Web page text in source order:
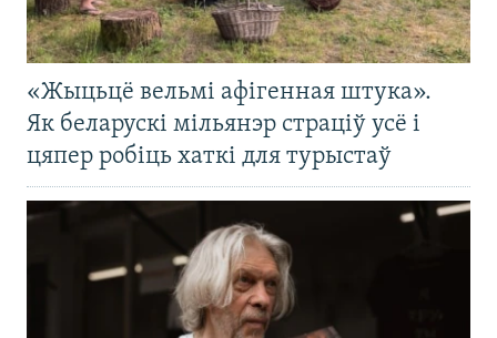
«Жыцьцё вельмі афігенная штука».
Як беларускі мільянэр страціў усё і
цяпер робіць хаткі для турыстаў